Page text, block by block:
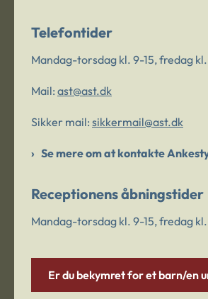
Telefontider
Mandag-torsdag kl. 9-15, fredag kl.
Mail: ast@ast.dk
Sikker mail: sikkermail@ast.dk
Se mere om at kontakte
Receptionens åbningstider
Mandag-torsdag kl. 9-15, fredag kl.
Er du bekymret for et barn/en